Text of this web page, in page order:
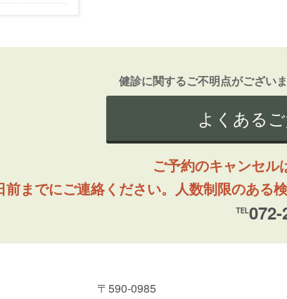
健診に関するご不明点がござい
よくある
ご予約のキャンセル
前までにご連絡ください。人数制限のある
℡072-
〒590-0985